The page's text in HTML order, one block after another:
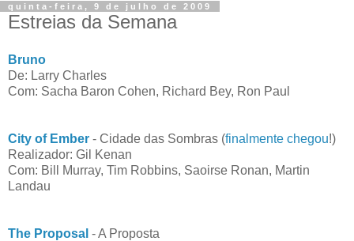
quinta-feira, 9 de julho de 2009
Estreias da Semana
Bruno
De: Larry Charles
Com: Sacha Baron Cohen, Richard Bey, Ron Paul
City of Ember - Cidade das Sombras (finalmente chegou!)
Realizador: Gil Kenan
Com: Bill Murray, Tim Robbins, Saoirse Ronan, Martin
Landau
The Proposal - A Proposta